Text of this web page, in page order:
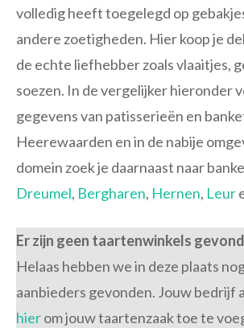
volledig heeft toegelegd op
andere zoetigheden. Hier koop je
de echte liefhebber zoals vlaaitjes,
soezen. In de vergelijker hieronder
gegevens van patisserieën en
Heerewaarden en in de nabije
domein zoek je daarnaast naar
Dreumel, Bergharen, Hernen, Leur
Er zijn geen taartenwinkels
Helaas hebben we in deze plaats
aanbieders gevonden. Jouw bedrijf
hierom jouw taartenzaak toe te